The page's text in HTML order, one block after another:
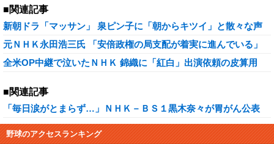
■関連記事
新朝ドラ「マッサン」 泉ピン子に「朝からキツイ」と散々な声
元ＮＨＫ永田浩三氏 「安倍政権の局支配が着実に進んでいる」
全米OP中継で泣いたＮＨＫ 錦織に「紅白」出演依頼の皮算用
■関連記事
「毎日涙がとまらず…」ＮＨＫ－ＢＳ１黒木奈々が胃がん公表
野球のアクセスランキング